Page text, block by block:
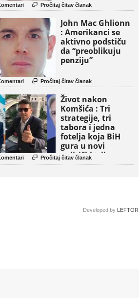
 Pročitaj čitav članak
John Mac Ghlionn
: Amerikanci se
aktivno podstiču
da “preoblikuju
penziju”
 Pročitaj čitav članak
Život nakon
Komšića : Tri
strategije, tri
tabora i jedna
fotelja koja BiH
gura u novi
politički triler
 Pročitaj čitav članak
Developed by LEFTOR